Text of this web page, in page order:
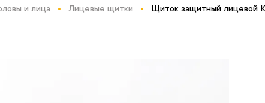
и лица Лицевые щитки Щиток защитный лицевой